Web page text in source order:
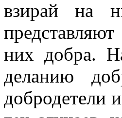
взирай на
них добра.
деланию
добродетели